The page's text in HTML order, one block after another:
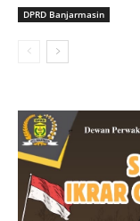
DPRD Banjarmasin